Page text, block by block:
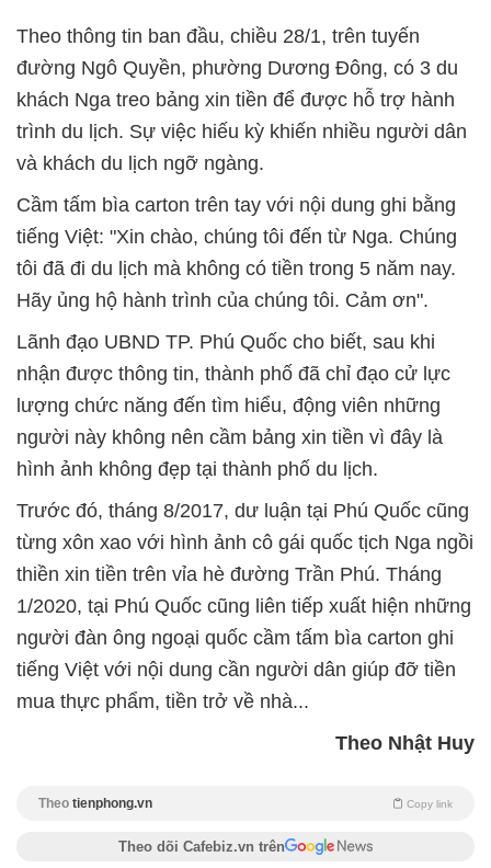
Theo thông tin ban đầu, chiều 28/1, trên tuyến
đường Ngô Quyền, phường Dương Đông, có 3 du
khách Nga treo bảng xin tiền để được hỗ trợ hành
trình du lịch. Sự việc hiếu kỳ khiến nhiều người dân
và khách du lịch ngỡ ngàng.
Cầm tấm bìa carton trên tay với nội dung ghi bằng
tiếng Việt: "Xin chào, chúng tôi đến từ Nga. Chúng
tôi đã đi du lịch mà không có tiền trong 5 năm nay.
Hãy ủng hộ hành trình của chúng tôi. Cảm ơn".
Lãnh đạo UBND TP. Phú Quốc cho biết, sau khi
nhận được thông tin, thành phố đã chỉ đạo cử lực
lượng chức năng đến tìm hiểu, động viên những
người này không nên cầm bảng xin tiền vì đây là
hình ảnh không đẹp tại thành phố du lịch.
Trước đó, tháng 8/2017, dư luận tại Phú Quốc cũng
từng xôn xao với hình ảnh cô gái quốc tịch Nga ngồi
thiền xin tiền trên vỉa hè đường Trần Phú. Tháng
1/2020, tại Phú Quốc cũng liên tiếp xuất hiện những
người đàn ông ngoại quốc cầm tấm bìa carton ghi
tiếng Việt với nội dung cần người dân giúp đỡ tiền
mua thực phẩm, tiền trở về nhà...
Theo Nhật Huy
Theo tienphong.vn Copy link
Theo dõi Cafebiz.vn trên